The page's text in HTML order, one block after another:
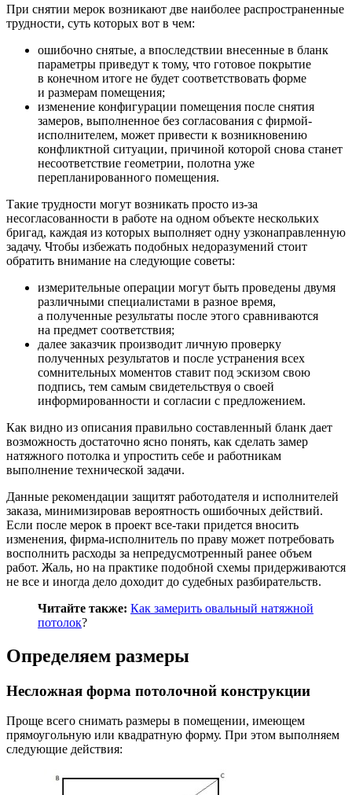
При снятии мерок возникают две наиболее распространенные
трудности, суть которых вот в чем:
ошибочно снятые, а впоследствии внесенные в бланк
параметры приведут к тому, что готовое покрытие
в конечном итоге не будет соответствовать форме
и размерам помещения;
изменение конфигурации помещения после снятия
замеров, выполненное без согласования с фирмой-
исполнителем, может привести к возникновению
конфликтной ситуации, причиной которой снова станет
несоответствие геометрии, полотна уже
перепланированного помещения.
Такие трудности могут возникать просто из-за
несогласованности в работе на одном объекте нескольких
бригад, каждая из которых выполняет одну узконаправленную
задачу. Чтобы избежать подобных недоразумений стоит
обратить внимание на следующие советы:
измерительные операции могут быть проведены двумя
различными специалистами в разное время,
а полученные результаты после этого сравниваются
на предмет соответствия;
далее заказчик производит личную проверку
полученных результатов и после устранения всех
сомнительных моментов ставит под эскизом свою
подпись, тем самым свидетельствуя о своей
информированности и согласии с предложением.
Как видно из описания правильно составленный бланк дает
возможность достаточно ясно понять, как сделать замер
натяжного потолка и упростить себе и работникам
выполнение технической задачи.
Данные рекомендации защитят работодателя и исполнителей
заказа, минимизировав вероятность ошибочных действий.
Если после мерок в проект все-таки придется вносить
изменения, фирма-исполнитель по праву может потребовать
восполнить расходы за непредусмотренный ранее объем
работ. Жаль, но на практике подобной схемы придерживаются
не все и иногда дело доходит до судебных разбирательств.
Читайте также: Как замерить овальный натяжной
потолок?
Определяем размеры
Несложная форма потолочной конструкции
Проще всего снимать размеры в помещении, имеющем
прямоугольную или квадратную форму. При этом выполняем
следующие действия: